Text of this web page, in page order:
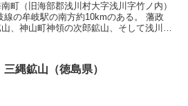
町（旧海部郡浅川村大字浅川字竹ノ内）
の牟岐駅の南方約10kmのある。 藩政
、神山町神領の次郎鉱山、そして浅川鉱
三縄鉱山（徳島県）